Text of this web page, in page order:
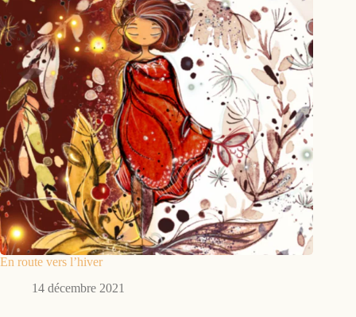
En route vers l’hiver
14 décembre 2021